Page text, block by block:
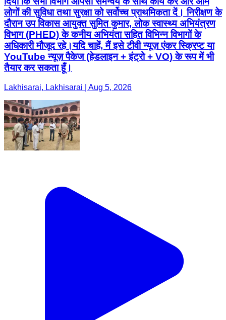
लोगों की सुविधा तथा सुरक्षा को सर्वोच्च प्राथमिकता दें। निरीक्षण के
दौरान उप विकास आयुक्त सुमित कुमार, लोक स्वास्थ्य अभियंत्रण
विभाग (PHED) के कनीय अभियंता सहित विभिन्न विभागों के
अधिकारी मौजूद रहे।यदि चाहें, मैं इसे टीवी न्यूज़ एंकर स्क्रिप्ट या
YouTube न्यूज़ पैकेज (हेडलाइन + इंट्रो + VO) के रूप में भी
तैयार कर सकता हूँ।
Lakhisarai, Lakhisarai | Aug 5, 2026